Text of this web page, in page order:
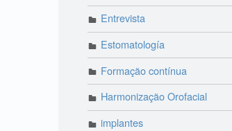
Entrevista
Estomatología
Formação contínua
Harmonização Orofacial
implantes